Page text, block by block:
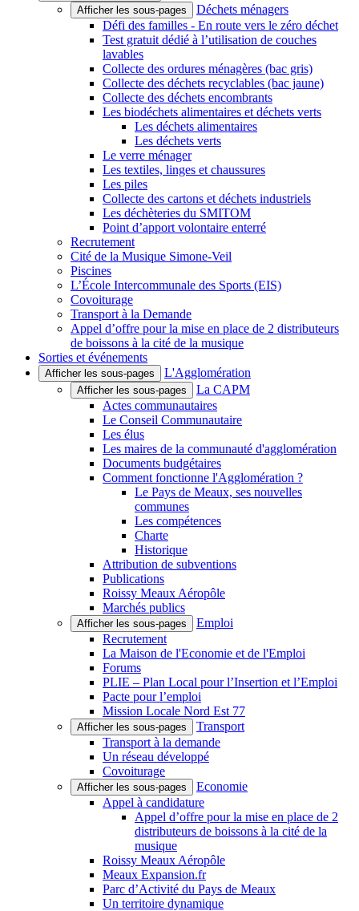
Afficher les sous-pages
Déchets ménagers
Défi des familles - En route vers le zéro déchet
Test gratuit dédié à l’utilisation de couches
lavables
Collecte des ordures ménagères (bac gris)
Collecte des déchets recyclables (bac jaune)
Collecte des déchets encombrants
Les biodéchets alimentaires et déchets verts
Les déchets alimentaires
Les déchets verts
Le verre ménager
Les textiles, linges et chaussures
Les piles
Collecte des cartons et déchets industriels
Les déchèteries du SMITOM
Point d’apport volontaire enterré
Recrutement
Cité de la Musique Simone-Veil
Piscines
L’École Intercommunale des Sports (EIS)
Covoiturage
Transport à la Demande
Appel d’offre pour la mise en place de 2 distributeurs
de boissons à la cité de la musique
Sorties et événements
Afficher les sous-pages L'Agglomération
Afficher les sous-pages
La CAPM
Actes communautaires
Le Conseil Communautaire
Les élus
Les maires de la communauté d'agglomération
Documents budgétaires
Comment fonctionne l'Agglomération ?
Le Pays de Meaux, ses nouvelles
communes
Les compétences
Charte
Historique
Attribution de subventions
Publications
Roissy Meaux Aéropôle
Marchés publics
Afficher les sous-pages
Emploi
Recrutement
La Maison de l'Economie et de l'Emploi
Forums
PLIE – Plan Local pour l’Insertion et l’Emploi
Pacte pour l’emploi
Mission Locale Nord Est 77
Afficher les sous-pages
Transport
Transport à la demande
Un réseau développé
Covoiturage
Afficher les sous-pages
Economie
Appel à candidature
Appel d’offre pour la mise en place de 2
distributeurs de boissons à la cité de la
musique
Roissy Meaux Aéropôle
Meaux Expansion.fr
Parc d’Activité du Pays de Meaux
Un territoire dynamique